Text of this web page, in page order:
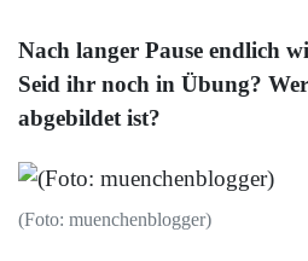
Nach langer Pause endlich
Seid ihr noch in Übung?
abgebildet ist?
(Foto: muenchenblogger)